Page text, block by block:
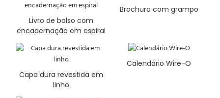
Livro de bolso com
encadernação em espiral
Brochura com grampo
Capa dura revestida em
linho
Calendário Wire-O